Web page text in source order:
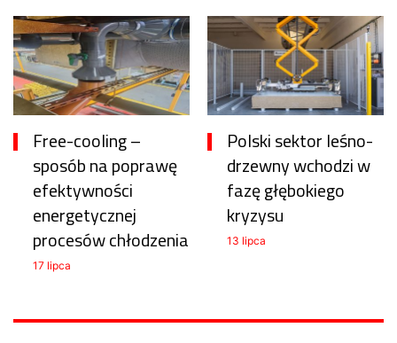
Free-cooling –
sposób na poprawę
efektywności
energetycznej
procesów chłodzenia
17 lipca
Polski sektor leśno-
drzewny wchodzi w
fazę głębokiego
kryzysu
13 lipca